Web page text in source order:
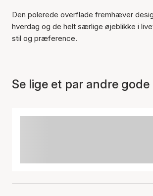
Den polerede overflade fremhæver
hverdag og de helt særlige øjeblikke i
stil og præference.
Se lige et par andre